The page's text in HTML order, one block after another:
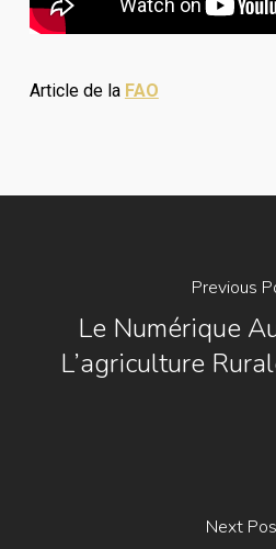
Article de la FAO
Previous
Le Numérique
L’agriculture
Next